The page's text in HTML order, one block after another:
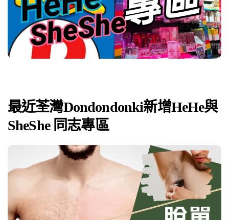
最近荃灣Dondondonki新增HeHe與
SheShe 同志專區